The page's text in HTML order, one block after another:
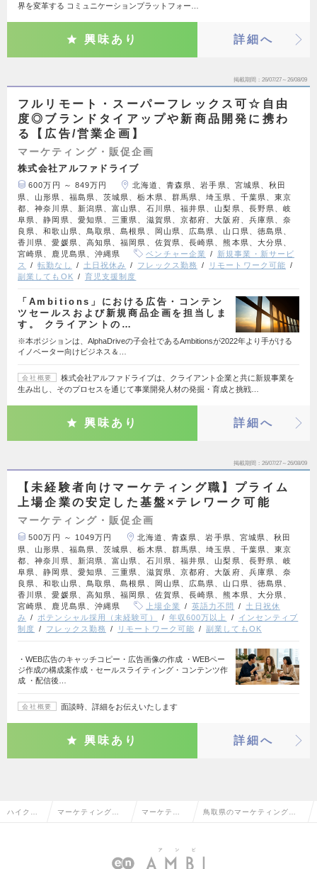
界を変革する コミュニケーションプラットフォー…
興味あり 詳細へ
掲載期間 26/07/27～26/08/09
フルリモート・スーパーフレックス可☆自由
度◎ブランドタイアップや新商品開発に携わ
る【広告/営業企画】
マーケティング・販促企画
株式会社アルファドライブ
600万円 ～ 849万円
北海道、青森県、岩手県、宮城県、秋田
県、山形県、福島県、茨城県、栃木県、群馬県、埼玉県、千葉県、東京
都、神奈川県、新潟県、富山県、石川県、福井県、山梨県、長野県、岐
阜県、静岡県、愛知県、三重県、滋賀県、京都府、大阪府、兵庫県、奈
良県、和歌山県、鳥取県、島根県、岡山県、広島県、山口県、徳島県、
香川県、愛媛県、高知県、福岡県、佐賀県、長崎県、熊本県、大分県、
宮崎県、鹿児島県、沖縄県
ベンチャー企業
新規事業・新サービ
ス
転勤なし 土日祝休み フレックス勤務
リモートワーク可能
副業してもOK
育児支援制度
「Ambitions」における広告・コンテン
ツセールスおよび新規商品企画を担当しま
す。 クライアントの…
※本ポジションは、AlphaDriveの子会社であるAmbitionsが2022年より手がける
イノベーター向けビジネス＆…
会社概要
株式会社アルファドライブは、クライアント企業と共に新規事業を
生み出し、そのプロセスを通じて事業開発人材の発掘・育成と挑戦…
興味あり 詳細へ
掲載期間 26/07/27～26/08/09
【未経験者向けマーケティング職】プライム
上場企業の安定した基盤×テレワーク可能
マーケティング・販促企画
500万円 ～ 1049万円
北海道、青森県、岩手県、宮城県、秋田
県、山形県、福島県、茨城県、栃木県、群馬県、埼玉県、千葉県、東京
都、神奈川県、新潟県、富山県、石川県、福井県、山梨県、長野県、岐
阜県、静岡県、愛知県、三重県、滋賀県、京都府、大阪府、兵庫県、奈
良県、和歌山県、鳥取県、島根県、岡山県、広島県、山口県、徳島県、
香川県、愛媛県、高知県、福岡県、佐賀県、長崎県、熊本県、大分県、
宮崎県、鹿児島県、沖縄県
上場企業 英語力不問
土日祝休
み
ポテンシャル採用（未経験可） 年収600万以上
インセンティブ
制度
フレックス勤務 リモートワーク可能 副業してもOK
・WEB広告のキャッチコピー・広告画像の作成 ・WEBペー
ジ作成の構成案作成・セールスライティング・コンテンツ作
成 ・配信後…
会社概要 面談時、詳細をお伝えいたします
興味あり 詳細へ
ハイクラ マーケティング・ マーケティ
企画
鳥取県のマーケティング・
一覧